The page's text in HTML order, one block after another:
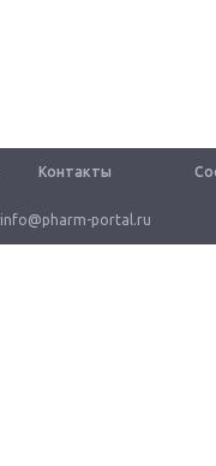
Контакты
info@pharm-portal.ru